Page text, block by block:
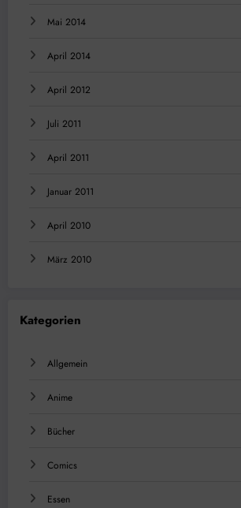
Mai 2014
April 2014
April 2012
Juli 2011
April 2011
Januar 2011
April 2010
März 2010
Kategorien
Allgemein
Anime
Bücher
Comics
Essen